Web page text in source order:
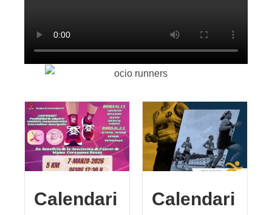
Calendari
Calendari